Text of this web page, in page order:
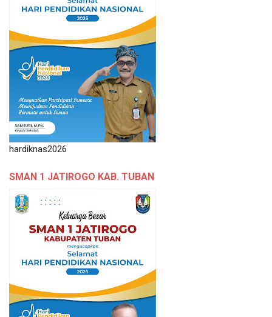
hardiknas2026
SMAN 1 JATIROGO KAB. TUBAN